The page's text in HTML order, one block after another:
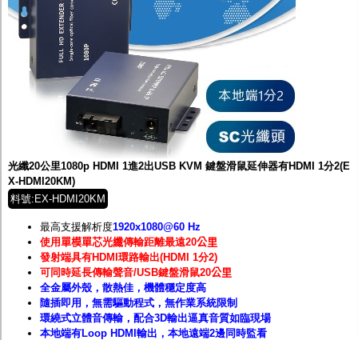
距離遠）
AHD特殊功能型攝影機
旋轉型攝影機.旋轉台
傳統高解析攝影機
鏡頭
投光設備
防護罩及支架
多路攝影機單軸傳輸
監聽器.麥克風
視訊轉換設備
雙絞線傳輸器
雜訊改善器
分配放大器
網路線用水晶頭
網路線
懶人線.同軸線.花線
線頭.插座.延長線.HDMI線
集線盒.防水盒.配線盒
變壓器.避雷器
轉接頭
偽裝嚇阻假監視器. 警示防盜貼紙
光纖20公里1080p HDMI 1進2出USB KVM 鍵盤滑鼠延伸器有HDMI 1分2(E
X-HDMI20KM)
料號:EX-HDMI20KM
最高支援解析度1920x1080@60 Hz
使用單模單芯光纖傳輸距離最遠20公里
發射端具有HDMI環路輸出(HDMI 1分2)
可同時延長傳輸聲音/USB鍵盤滑鼠20公里
全金屬外殼，散熱佳，機體穩定度高
隨插即用，無需驅動程式，無作業系統限制
環繞式立體音傳輸，配合3D輸出逼真音質如臨現場
本地端有Loop HDMI輸出，本地遠端2邊同時監看